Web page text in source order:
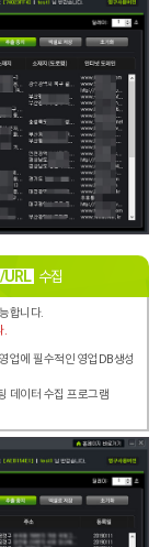
URL 수집
합니다.
.
업에 필수적인 영업DB생성
데이터 수집 프로그램